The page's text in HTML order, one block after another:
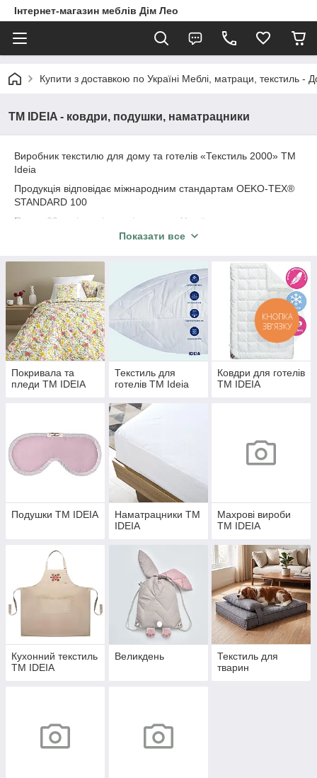
Інтернет-магазин меблів Дім Лео
Купити з доставкою по Україні Меблі, матраци, текстиль -
ТМ IDEIA - ковдри, подушки, наматрацники
Виробник текстилю для дому та готелів «Текстиль 2000» TM
Ideia
Продукція відповідає міжнародним стандартам OEKO-TEX®
STANDARD 100
Понад 20 років успішності на ринку України та за межами
Доступна ціна та висока якість
Показати все
Покривала та
пледи TM IDEIA
Текстиль для
готелів TM Ideia
Ковдри для готелів
TM IDEIA
Подушки TM IDEIA
Наматрацники TM
IDEIA
Махрові вироби
TM IDEIA
Кухонний текстиль
TM IDEIA
Великдень
Текстиль для
тварин
КНОПКА
ЗВ'ЯЗКУ